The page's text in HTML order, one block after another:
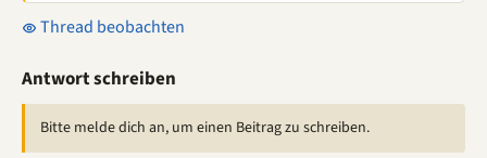
Thread beobachten
Antwort schreiben
Bitte melde dich an, um einen Beitrag zu schreiben.